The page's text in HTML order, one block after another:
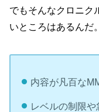
でもそんなクロニク
いところはあるんだ。
内容が凡百な
レベルの制限